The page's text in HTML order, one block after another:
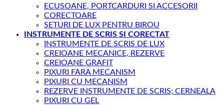
ECUSOANE, PORTCARDURI SI ACCESORII
CORECTOARE
SETURI DE LUX PENTRU BIROU
INSTRUMENTE DE SCRIS SI CORECTAT
INSTRUMENTE DE SCRIS DE LUX
CREIOANE MECANICE, REZERVE
CREIOANE GRAFIT
PIXURI FARA MECANISM
PIXURI CU MECANISM
REZERVE INSTRUMENTE DE SCRIS; CERNEALA
PIXURI CU GEL